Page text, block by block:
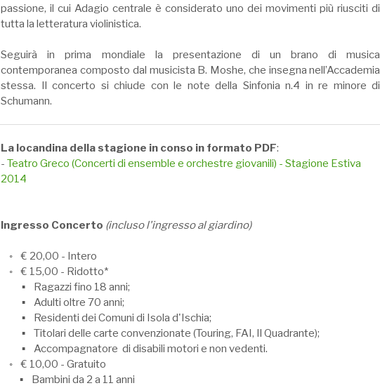
passione, il cui Adagio centrale è considerato uno dei movimenti più riusciti di
tutta la letteratura violinistica.
Seguirà in prima mondiale la presentazione di un brano di musica
contemporanea composto dal musicista B. Moshe, che insegna nell’Accademia
stessa. Il concerto si chiude con le note della Sinfonia n.4 in re minore di
Schumann.
La locandina della stagione in conso in formato PDF:
-Teatro Greco (Concerti di ensemble e orchestre giovanili) - Stagione Estiva
2014
Ingresso Concerto (incluso l'ingresso al giardino)
◦ € 20,00 - Intero
◦ € 15,00 - Ridotto*
▪ Ragazzi fino 18 anni;
▪ Adulti oltre 70 anni;
▪ Residenti dei Comuni di Isola d'Ischia;
▪ Titolari delle carte convenzionate (Touring, FAI, Il Quadrante);
▪ Accompagnatore di disabili motori e non vedenti.
◦ € 10,00 - Gratuito
▪ Bambini da 2 a 11 anni